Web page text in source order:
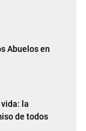
Abuelos en
la
de todos